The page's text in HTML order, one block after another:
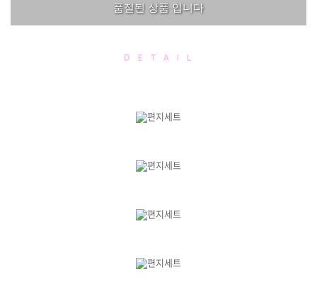
품절된 상품 입니다
D E T A I L